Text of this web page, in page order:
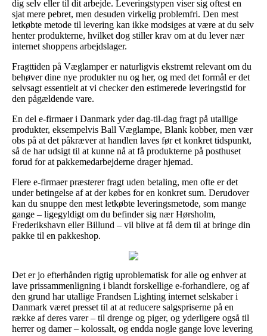
dig selv eller til dit arbejde. Leveringstypen viser sig oftest en
sjat mere pebret, men desuden virkelig problemfri. Den mest
letkøbte metode til levering kan ikke modsiges at være at du selv
henter produkterne, hvilket dog stiller krav om at du lever nær
internet shoppens arbejdslager.
Fragttiden på Væglamper er naturligvis ekstremt relevant om du
behøver dine nye produkter nu og her, og med det formål er det
selvsagt essentielt at vi checker den estimerede leveringstid for
den pågældende vare.
En del e-firmaer i Danmark yder dag-til-dag fragt på utallige
produkter, eksempelvis Ball Væglampe, Blank kobber, men vær
obs på at det påkræver at handlen laves før et konkret tidspunkt,
så de har udsigt til at kunne nå at få produkterne på posthuset
forud for at pakkemedarbejderne drager hjemad.
Flere e-firmaer præsterer fragt uden betaling, men ofte er det
under betingelse af at der købes for en konkret sum. Derudover
kan du snuppe den mest letkøbte leveringsmetode, som mange
gange – ligegyldigt om du befinder sig nær Hørsholm,
Frederikshavn eller Billund – vil blive at få dem til at bringe din
pakke til en pakkeshop.
Det er jo efterhånden rigtig uproblematisk for alle og enhver at
lave prissammenligning i blandt forskellige e-forhandlere, og af
den grund har utallige Frandsen Lighting internet selskaber i
Danmark været presset til at at reducere salgspriserne på en
række af deres varer – til drenge og piger, og yderligere også til
herrer og damer – kolossalt, og endda nogle gange love levering